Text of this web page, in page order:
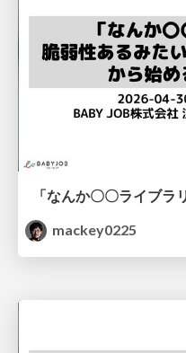
mackey0225